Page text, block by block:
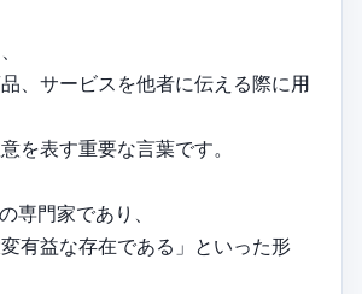
、サービスを他者に伝える際に用
を表す重要な言葉です。
専門家であり、
有益な存在である」といった形